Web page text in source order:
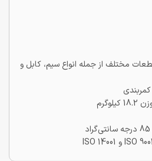
مختلف از جمله انواع سیم، کابل و